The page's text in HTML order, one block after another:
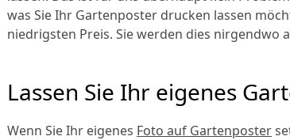
was Sie Ihr Gartenposter drucken lassen
niedrigsten Preis. Sie werden dies nirgendwo
Lassen Sie Ihr eigenes
Wenn Sie Ihr eigenes Foto auf Gartenposter